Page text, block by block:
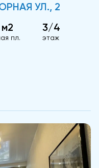
УЛ., 2
пл.
3/4
этаж